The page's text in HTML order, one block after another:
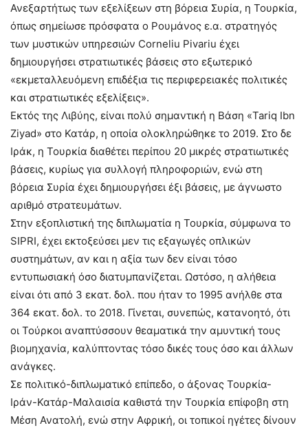
Ανεξαρτήτως των εξελίξεων στη βόρεια Συρία, η Τουρκία,
όπως σημείωσε πρόσφατα ο Ρουμάνος ε.α. στρατηγός
των μυστικών υπηρεσιών Corneliu Pivariu έχει
δημιουργήσει στρατιωτικές βάσεις στο εξωτερικό
«εκμεταλλευόμενη επιδέξια τις περιφερειακές πολιτικές
και στρατιωτικές εξελίξεις».
Εκτός της Λιβύης, είναι πολύ σημαντική η Βάση «Tariq Ibn
Ziyad» στο Κατάρ, η οποία ολοκληρώθηκε το 2019. Στο δε
Ιράκ, η Τουρκία διαθέτει περίπου 20 μικρές στρατιωτικές
βάσεις, κυρίως για συλλογή πληροφοριών, ενώ στη
βόρεια Συρία έχει δημιουργήσει έξι βάσεις, με άγνωστο
αριθμό στρατευμάτων.
Στην εξοπλιστική της διπλωματία η Τουρκία, σύμφωνα το
SIPRI, έχει εκτοξεύσει μεν τις εξαγωγές οπλικών
συστημάτων, αν και η αξία των δεν είναι τόσο
εντυπωσιακή όσο διατυμπανίζεται. Ωστόσο, η αλήθεια
είναι ότι από 3 εκατ. δολ. που ήταν το 1995 ανήλθε στα
364 εκατ. δολ. το 2018. Γίνεται, συνεπώς, κατανοητό, ότι
οι Τούρκοι αναπτύσσουν θεαματικά την αμυντική τους
βιομηχανία, καλύπτοντας τόσο δικές τους όσο και άλλων
ανάγκες.
Σε πολιτικό-διπλωματικό επίπεδο, ο άξονας Τουρκία-
Ιράν-Κατάρ-Μαλαισία καθιστά την Τουρκία επίφοβη στη
Μέση Ανατολή, ενώ στην Αφρική, οι τοπικοί ηγέτες δίνουν